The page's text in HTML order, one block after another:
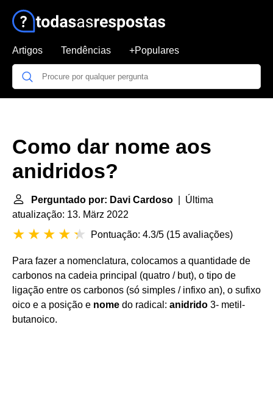
Artigos Tendências +Populares
Como dar nome aos
anidridos?
Perguntado por: Davi Cardoso | Última
atualização: 13. März 2022
Pontuação: 4.3/5 (15 avaliações)
Para fazer a nomenclatura, colocamos a quantidade de
carbonos na cadeia principal (quatro / but), o tipo de
ligação entre os carbonos (só simples / infixo an), o sufixo
oico e a posição e nome do radical: anidrido 3- metil-
butanoico.